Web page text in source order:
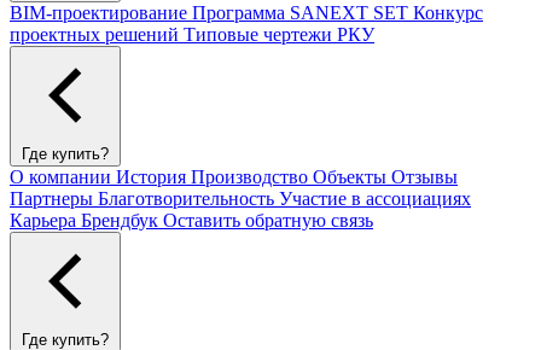
BIM-проектирование Программа SANEXT SET Конкурс
проектных решений Типовые чертежи РКУ
Где купить?
О компании История Производство Объекты Отзывы
Партнеры Благотворительность Участие в ассоциациях
Карьера Брендбук Оставить обратную связь
Где купить?